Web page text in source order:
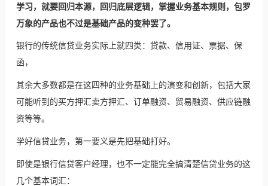
学习，就要回归本源，回归底层逻辑，掌握业务基本规则，包罗
万象的产品也不过是基础产品的变种罢了。
银行的传统信贷业务实际上就四类：贷款、信用证、票据、保
函，
其余大多数都是在这四种的业务基础上的演变和创新，包括大家
可能听到的买方押汇卖方押汇、订单融资、贸易融资、供应链融
资等等。
学好信贷业务，第一要义是先把基础打好。
即使是银行信贷客户经理，也不一定能完全搞清楚信贷业务的这
几个基本词汇：